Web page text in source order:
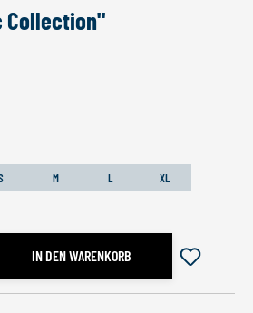
Collection"
M L
XL
den gewünschten Wert ein oder
IN DEN WARENKORB